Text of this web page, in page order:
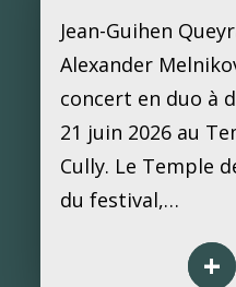
Jean-Guihen
Alexander
concert en duo à
21 juin 2026 au
Cully. Le Temple
du festival,…
+